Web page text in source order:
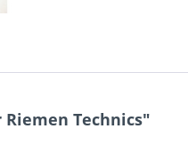
Riemen Technics"